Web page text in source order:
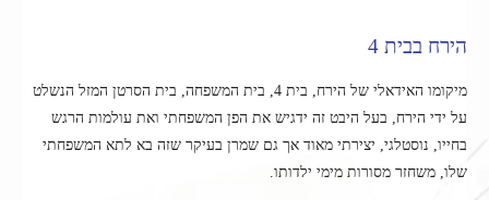
הירח בבית 4
מיקומו האידאלי של הירח, בית 4, בית המשפחה, בית הסרטן המזל הנשלט
על ידי הירח, בעל היבט זה ידגיש את הפן המשפחתי ואת עולמות הרגש
בחייו, נוסטלגי, יצירתי מאוד אך גם שמרן בעיקר שזה בא לתא המשפחתי
שלו, משחזר מסורות מימי ילדותו.